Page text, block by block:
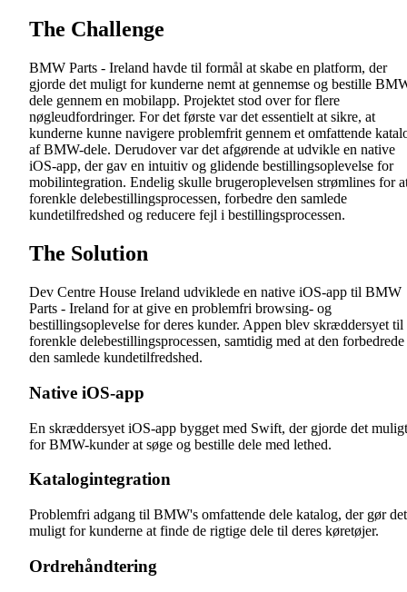
The Challenge
BMW Parts - Ireland havde til formål at skabe en platform, der
gjorde det muligt for kunderne nemt at gennemse og bestille
dele gennem en mobilapp. Projektet stod over for flere
nøgleudfordringer. For det første var det essentielt at sikre, at
kunderne kunne navigere problemfrit gennem et omfattende
af BMW-dele. Derudover var det afgørende at udvikle en native
iOS-app, der gav en intuitiv og glidende bestillingsoplevelse for
mobilintegration. Endelig skulle brugeroplevelsen strømlines for
forenkle delebestillingsprocessen, forbedre den samlede
kundetilfredshed og reducere fejl i bestillingsprocessen.
The Solution
Dev Centre House Ireland udviklede en native iOS-app til BMW
Parts - Ireland for at give en problemfri browsing- og
bestillingsoplevelse for deres kunder. Appen blev skræddersyet til
forenkle delebestillingsprocessen, samtidig med at den forbedrede
den samlede kundetilfredshed.
Native iOS-app
En skræddersyet iOS-app bygget med Swift, der gjorde det muligt
for BMW-kunder at søge og bestille dele med lethed.
Katalogintegration
Problemfri adgang til BMW's omfattende dele katalog, der gør det
muligt for kunderne at finde de rigtige dele til deres køretøjer.
Ordrehåndtering